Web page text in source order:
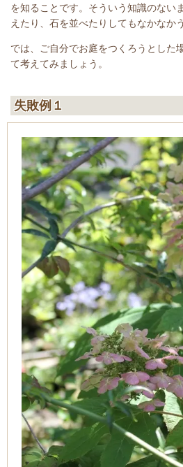
を知ることです。そういう知識のない
えたり、石を並べたりしてもなかなか
では、ご自分でお庭をつくろうとした
て考えてみましょう。
失敗例１